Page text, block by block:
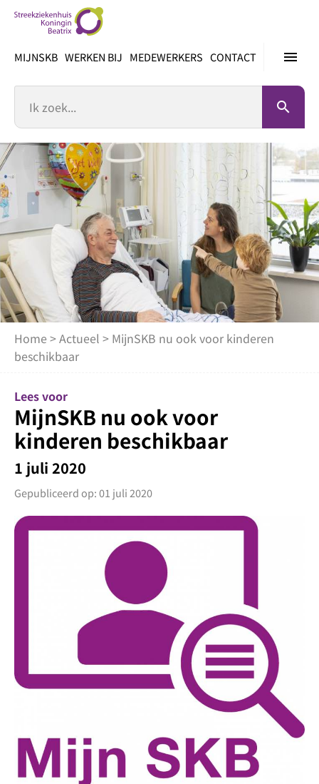
inhoud
menu
MIJNSKB WERKEN BIJ MEDEWERKERS CONTACT
search
Home >Actueel > MijnSKB nu ook voor kinderen
beschikbaar
Lees voor
MijnSKB nu ook voor
kinderen beschikbaar
1 juli 2020
Gepubliceerd op: 01 juli 2020